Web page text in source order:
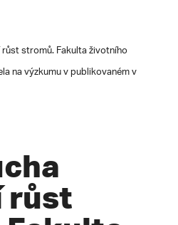
stromů. Fakulta životního
na výzkumu v publikovaném v
růst